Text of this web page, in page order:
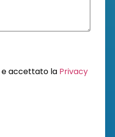
e accettato la Privacy